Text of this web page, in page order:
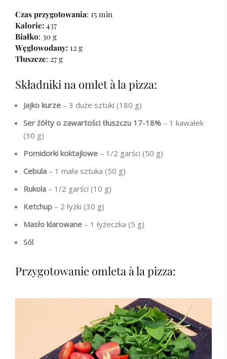
Czas przygotowania: 15 min
Kalorie: 437
Białko: 30 g
Węglowodany: 12 g
Tłuszcze: 27 g
Składniki na omlet à la pizza:
Jajko kurze – 3 duże sztuki (180 g)
Ser żółty o zawartości tłuszczu 17-18% – 1 kawałek
(30 g)
Pomidorki koktajlowe – 1/2 garści (50 g)
Cebula – 1 mała sztuka (50 g)
Rukola – 1/2 garści (10 g)
Ketchup – 2 łyżki (30 g)
Masło klarowane – 1 łyżeczka (5 g)
Sól
Przygotowanie omleta à la pizza: